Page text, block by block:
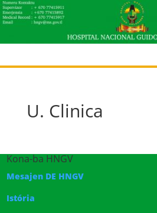
U. Clinica
Kona-ba HNGV
Mesajen DE HNGV
Istória